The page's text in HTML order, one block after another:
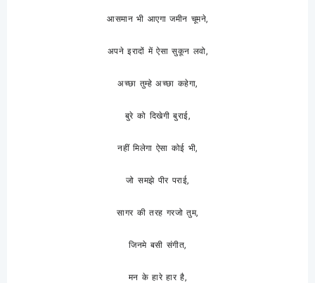
आसमान भी आएगा जमीन चूमने,
अपने इरादों में ऐसा सुकून लवो,
अच्छा तुम्हे अच्छा कहेगा,
बुरे को दिखेगी बुराई,
नहीं मिलेगा ऐसा कोई भी,
जो समझे पीर पराई,
सागर की तरह गरजो तुम,
जिनमे बसी संगीत,
मन के हारे हार है,